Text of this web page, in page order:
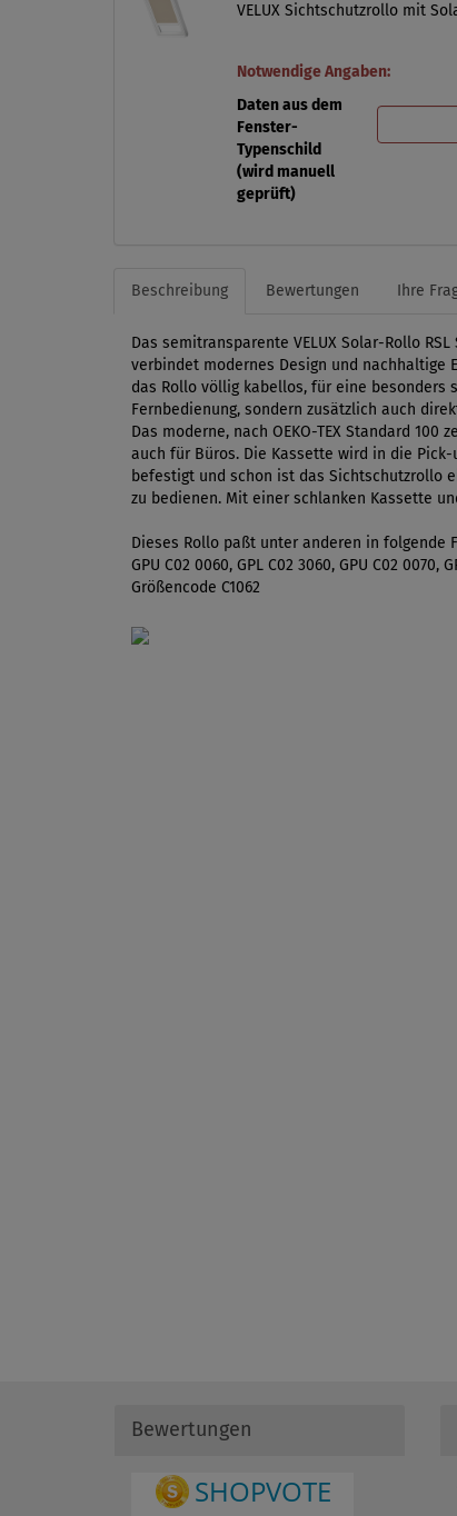
VELUX Sichtschutzrollo mit
Notwendige Angaben:
Daten aus dem
Fenster-
Typenschild
(wird manuell
geprüft)
Beschreibung Bewertungen Ihre
Das semitransparente VELUX Solar-Rollo
verbindet modernes Design und nachhaltige
das Rollo völlig kabellos, für eine
Fernbedienung, sondern zusätzlich auch
Das moderne, nach OEKO-TEX Standard
auch für Büros. Die Kassette wird in die
befestigt und schon ist das Sichtschutzrollo
zu bedienen. Mit einer schlanken Kassette
Dieses Rollo paßt unter anderen in folgende
GPU C02 0060, GPL C02 3060, GPU C02 0070,
Größencode C1062
Bewertungen